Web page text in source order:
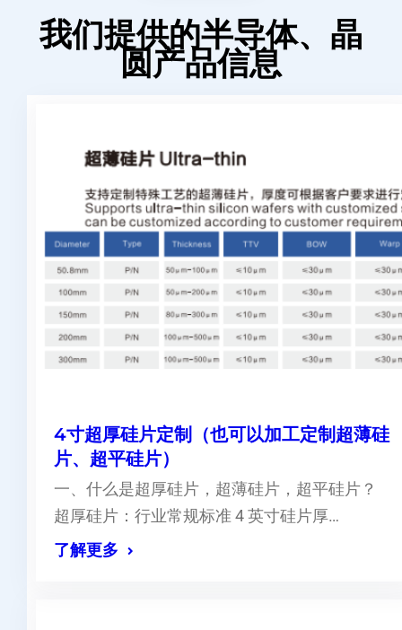
我们提供的半导体、晶
圆产品信息
4寸超厚硅片定制（也可以加工定制超薄硅
片、超平硅片）
一、什么是超厚硅片，超薄硅片，超平硅片？
超厚硅片：行业常规标准 4 英寸硅片厚…
了解更多